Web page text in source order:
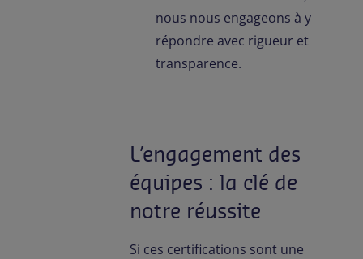
nous nous engageons à y
répondre avec rigueur et
transparence.
L’engagement des
équipes : la clé de
notre réussite
Si ces certifications sont une